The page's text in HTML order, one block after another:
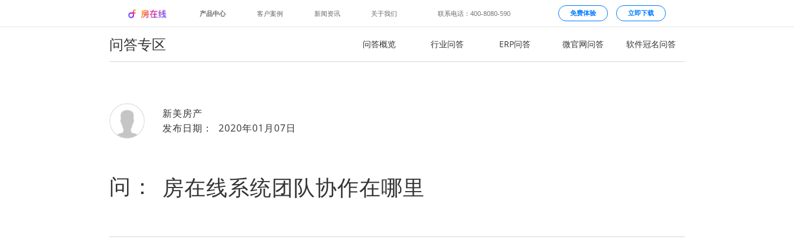
产品中心 客户案例 新闻资讯 关于我们 联系电话：400-8080-590 免费体验 立即下载
问答专区 问答概览 行业问答 ERP问答 微官网问答 软件冠名问答
新美房产
发布日期： 2020年01月07日
问： 房在线系统团队协作在哪里